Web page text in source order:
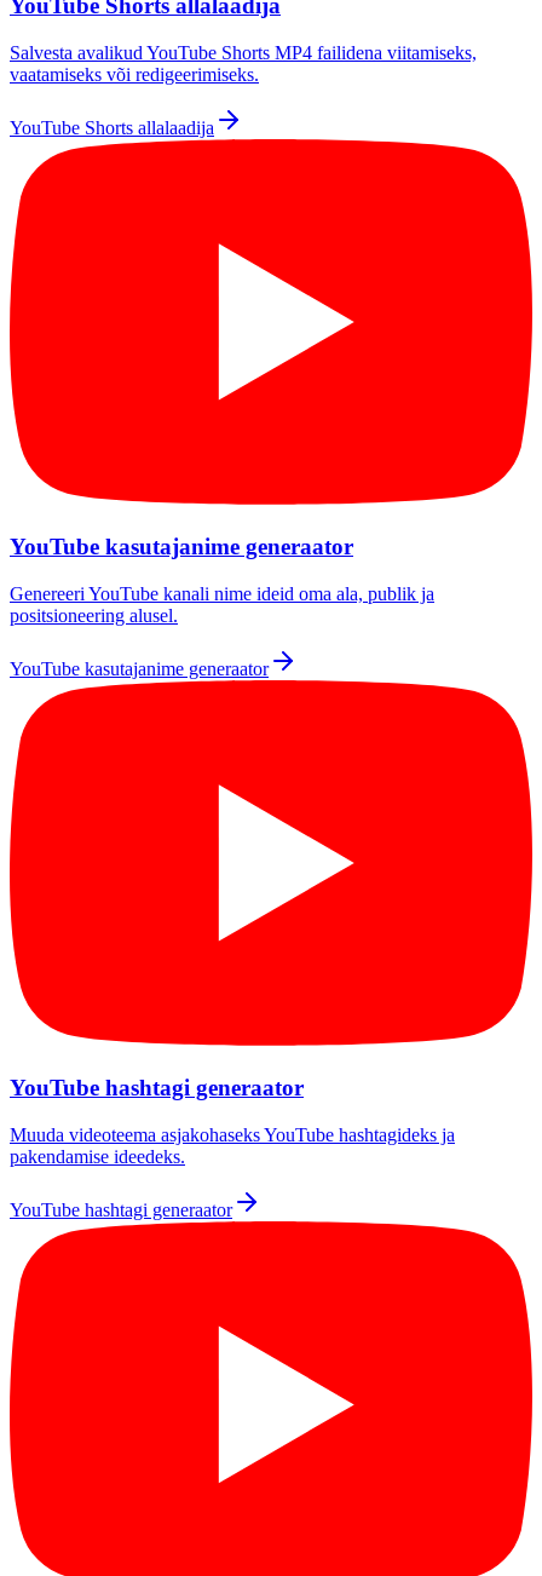
YouTube Shorts allalaadija
Salvesta avalikud YouTube Shorts MP4 failidena viitamiseks,
vaatamiseks või redigeerimiseks.
YouTube Shorts allalaadija
YouTube kasutajanime generaator
Genereeri YouTube kanali nime ideid oma ala, publik ja
positsioneering alusel.
YouTube kasutajanime generaator
YouTube hashtagi generaator
Muuda videoteema asjakohaseks YouTube hashtagideks ja
pakendamise ideedeks.
YouTube hashtagi generaator